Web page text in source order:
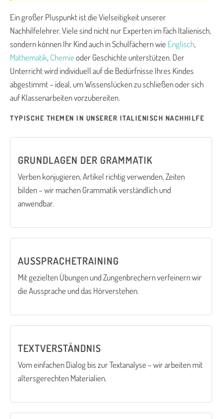
Ein großer Pluspunkt ist die Vielseitigkeit unserer
Nachhilfelehrer. Viele sind nicht nur Experten im Fach Italienisch,
sondern können Ihr Kind auch in Schulfächern wie Englisch,
Mathematik,Chemieoder Geschichte unterstützen. Der
Unterricht wird individuell auf die Bedürfnisse Ihres Kindes
abgestimmt – ideal, um Wissenslücken zu schließen oder sich
auf Klassenarbeiten vorzubereiten.
TYPISCHE THEMEN IN UNSERER ITALIENISCH NACHHILFE
GRUNDLAGEN DER GRAMMATIK
Verben konjugieren, Artikel richtig verwenden, Zeiten
bilden – wir machen Grammatik verständlich und
anwendbar.
AUSSPRACHETRAINING
Mit gezielten Übungen und Zungenbrechern verfeinern wir
die Aussprache und das Hörverstehen.
TEXTVERSTÄNDNIS
Vom einfachen Dialog bis zur Textanalyse – wir arbeiten mit
altersgerechten Materialien.